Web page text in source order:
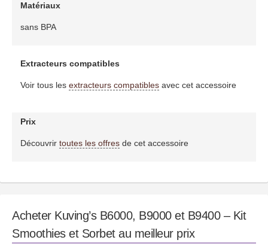
Matériaux
sans BPA
Extracteurs compatibles
Voir tous les extracteurs compatiblesavec cet accessoire
Prix
Découvrir toutes les offresde cet accessoire
Acheter Kuving’s B6000, B9000 et B9400 – Kit
Smoothies et Sorbet au meilleur prix